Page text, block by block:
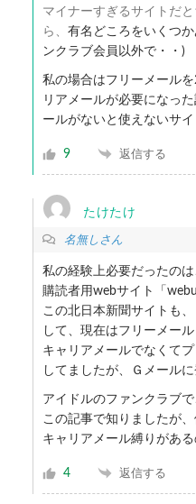
マイナーすぎるサイトだ
ら、 有名どころをいくつ
ンクラブ会員以外で・・)
私の場合はフリーメール
リアメールが必要になっ
ールがないと使えないサ
9 返信する
たけたけ
名無しさん
私の経験上必要だったの
購読者用webサイト「
この北日本新聞サイトも
して、現在はフリーメー
キャリアメールでなくて
してましたが、Ｇメール
アイドルのファンクラブ
この記事で知りましたが
キャリアメール縛りがあ
4 返信する